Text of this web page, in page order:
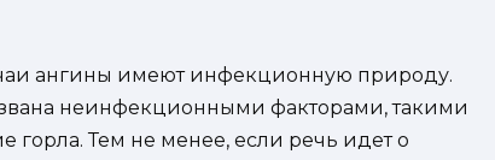
ангины имеют инфекционную природу.
неинфекционными факторами, такими
горла. Тем не менее, если речь идет о